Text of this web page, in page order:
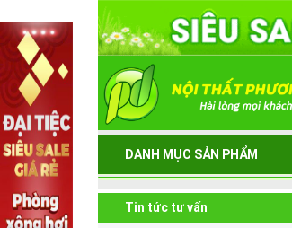
DANH MỤC SẢN PHẨM
Tin tức tư vấn